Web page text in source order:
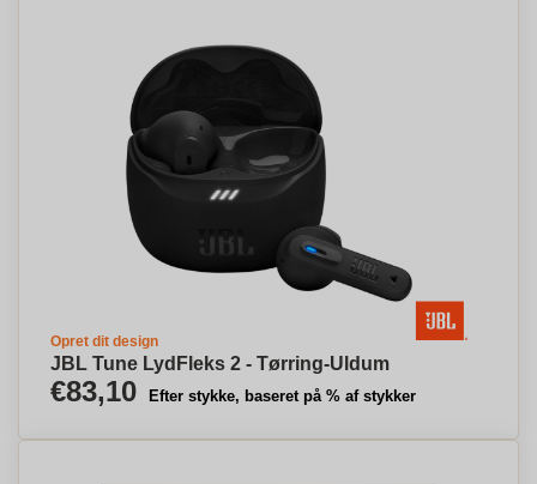
Opret dit design
JBL Tune LydFleks 2 - Tørring-Uldum
€83,10 Efter stykke, baseret på % af stykker